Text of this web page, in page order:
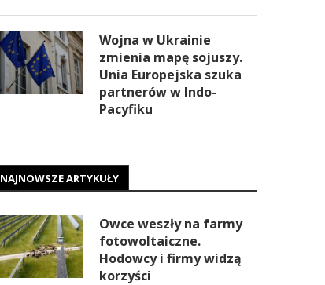
Wojna w Ukrainie
zmienia mapę sojuszy.
Unia Europejska szuka
partnerów w Indo-
Pacyfiku
NAJNOWSZE ARTYKUŁY
Owce weszły na farmy
fotowoltaiczne.
Hodowcy i firmy widzą
korzyści